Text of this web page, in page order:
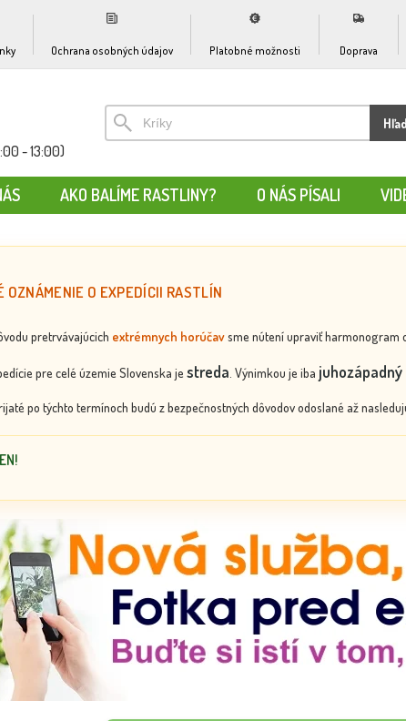
Ochrana osobných údajov Platobné možnosti Doprava
- 13:00)
AKO BALÍME RASTLINY? O NÁS PÍSALI
OZNÁMENIE O EXPEDÍCII RASTLÍN
pretrvávajúcich extrémnych horúčavsme nútení upraviť harmonogram
pre celé územie Slovenska je streda . Výnimkou je iba
po týchto termínoch budú z bezpečnostných dôvodov odoslané až